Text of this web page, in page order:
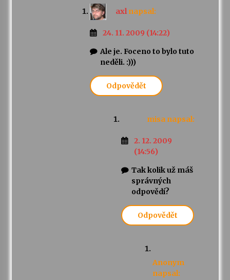
axl napsal:
24. 11. 2009 (14:22)
Ale je. Foceno to bylo tuto
neděli. :)))
Odpovědět
misa napsal:
2. 12. 2009
(14:56)
Tak kolik už máš
správných
odpovědí?
Odpovědět
Anonym
napsal: